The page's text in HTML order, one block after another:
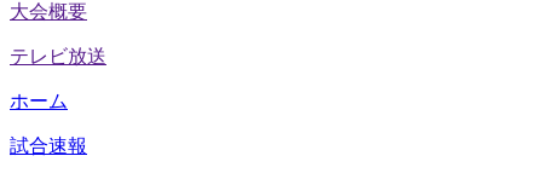
大会概要
テレビ放送
ホーム
試合速報